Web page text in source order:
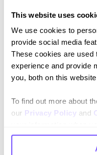
This website uses
We use cookies to
provide social media
These cookies are used
experience and provide
you, both on this
To find out more about
our Privacy Policy and
comply with your
tiny cookie so that
Suscríbete a nuestro
Mantente al día con